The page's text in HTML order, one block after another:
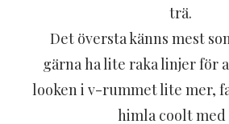
trä.
Det översta känns mest
gärna ha lite raka linjer för
looken i v-rummet lite mer,
himla coolt med